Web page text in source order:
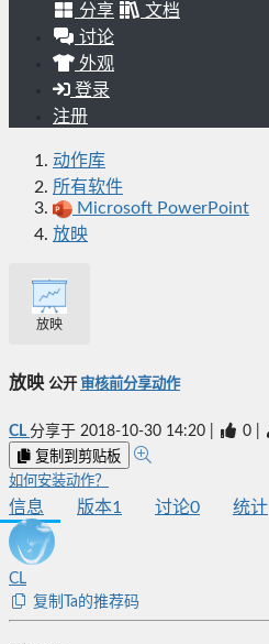
分享
文档
讨论
外观
登录
注册
动作库
所有软件
Microsoft PowerPoint
放映
放映
放映 公开 审核前分享动作
CL 分享于 2018-10-30 14:20 0
复制到剪贴板
如何安装动作？
信息 版本1 讨论0 统计
CL
复制Ta的推荐码